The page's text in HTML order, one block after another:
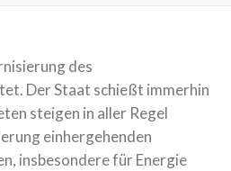
des
Der Staat schießt immerhin
steigen in aller Regel
einhergehenden
insbesondere für Energie